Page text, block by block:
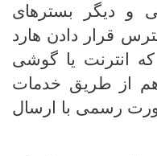
و دیگر بسترهای
قرار دادن هارد
انترنت یا گوشی
هم از طریق خدمات
رسمی با ارسال